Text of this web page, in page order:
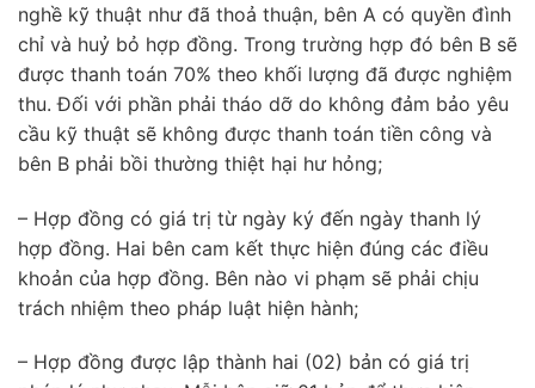
nghề kỹ thuật như đã thoả thuận, bên A có quyền đình
chỉ và huỷ bỏ hợp đồng. Trong trường hợp đó bên B sẽ
được thanh toán 70% theo khối lượng đã được nghiệm
thu. Đối với phần phải tháo dỡ do không đảm bảo yêu
cầu kỹ thuật sẽ không được thanh toán tiền công và
bên B phải bồi thường thiệt hại hư hỏng;
– Hợp đồng có giá trị từ ngày ký đến ngày thanh lý
hợp đồng. Hai bên cam kết thực hiện đúng các điều
khoản của hợp đồng. Bên nào vi phạm sẽ phải chịu
trách nhiệm theo pháp luật hiện hành;
– Hợp đồng được lập thành hai (02) bản có giá trị